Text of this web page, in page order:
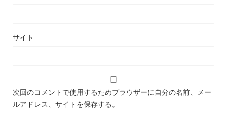
サイト
次回のコメントで使用するためブラウザーに自分の名前、メー
ルアドレス、サイトを保存する。